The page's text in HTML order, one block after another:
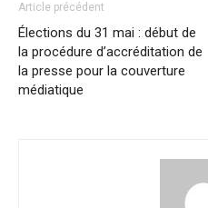
Article précédent
Élections du 31 mai : début de
la procédure d’accréditation de
la presse pour la couverture
médiatique